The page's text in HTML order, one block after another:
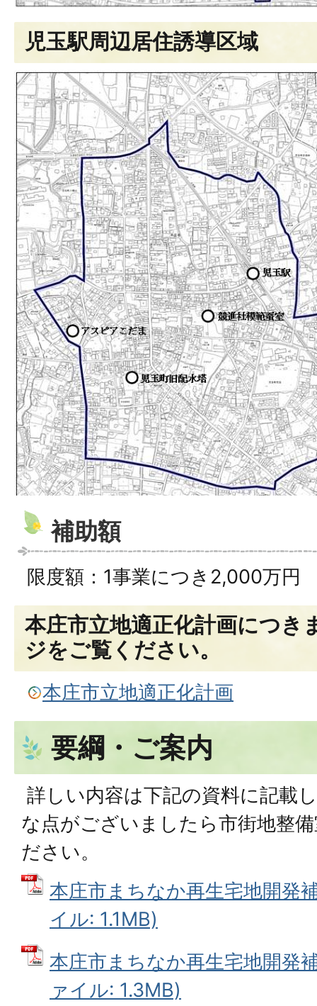
児玉駅周辺居住誘導区域
補助額
限度額：1事業につき2,000万円
本庄市立地適正化計画につき
ジをご覧ください。
本庄市立地適正化計画
要綱・ご案内
詳しい内容は下記の資料に記載
な点がございましたら市街地整
ださい。
本庄市まちなか再生宅地開発
イル: 1.1MB)
本庄市まちなか再生宅地開発
ァイル: 1.3MB)